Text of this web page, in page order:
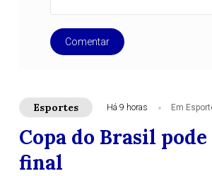
Comentar
Esportes Há 9 horas Em
Copa do Brasil
final